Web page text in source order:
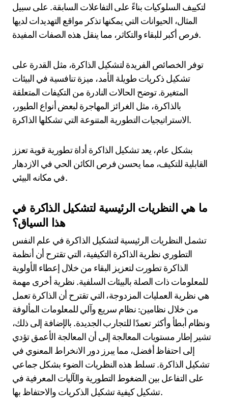
لتكييف السلوكيات بناءً على التفاعلات السابقة. على سبيل
المثال، الحيوانات التي يمكنها تذكر مواقع التهديدات لديها
فرص أكبر للبقاء والتكاثر، مما ينقل هذه الصفات المفيدة.
توفر الخصائص الفريدة لتشكيل الذاكرة، مثل القدرة على
تشكيل ذكريات طويلة الأمد، ميزة تنافسية في البيئات
المتغيرة. توضح الحالات النادرة من التكيفات المتعلقة
بالذاكرة، مثل الغرائز المهاجرة لبعض أنواع الطيور،
الاستراتيجيات التطورية المتنوعة التي تشكلها الذاكرة.
بشكل عام، يعد تشكيل الذاكرة أداة تطورية قوية تعزز
القابلية للتكيف، مما يحسن فرص الكائن الحي في الازدهار
في مكانه البيئي.
ما هي النظريات الرئيسية لتشكيل الذاكرة في
هذا السياق؟
تشمل النظريات الرئيسية لتشكيل الذاكرة في علم النفس
التطوري نظرية الذاكرة التكيفية، التي تقترح أن أنظمة
الذاكرة تطورت لتعزيز البقاء من خلال إعطاء الأولوية
للمعلومات ذات الصلة بالبيئات السلفية. نظرية أخرى مهمة
هي نظرية العمليات المزدوجة، التي تقترح أن الذاكرة تعمل
من خلال نظامين: نظام سريع وآلي للمعلومات المألوفة
ونظام أبطأ وأكثر تعمدًا للتجارب الجديدة. بالإضافة إلى ذلك،
تشير إطار مستويات المعالجة إلى أن المعالجة الأعمق تؤدي
إلى احتفاظ أفضل، مما يبرز دور الانخراط المعنوي في
تشكيل الذاكرة. تسلط هذه النظريات الضوء بشكل جماعي
على التفاعل بين الضغوط التطورية والآليات المعرفية في
تشكيل كيفية تشكيل الذكريات والاحتفاظ بها.